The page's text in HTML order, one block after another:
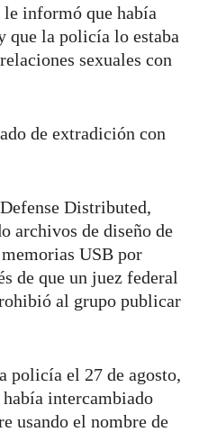
informó que había
que la policía lo estaba
sexuales con
de extradición con
Distributed,
archivos de diseño de
USB por
de que un juez federal
al grupo publicar
policía el 27 de agosto,
intercambiado
usando el nombre de